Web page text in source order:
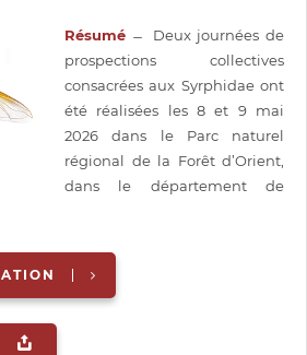
Résumé ̶ Deux journées de
prospections collectives
consacrées aux Syrphidae ont
été réalisées les 8 et 9 mai
2026 dans le Parc naturel
régional de la Forêt d’Orient,
dans le département de